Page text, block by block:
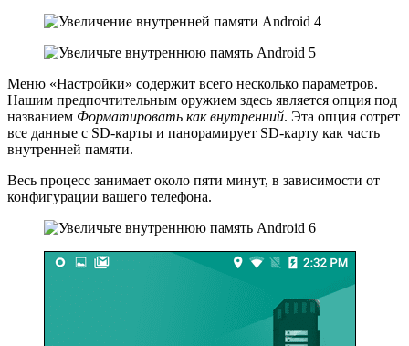
Меню «Настройки» содержит всего несколько параметров.
Нашим предпочтительным оружием здесь является опция под
названием Форматировать как внутренний. Эта опция сотрет
все данные с SD-карты и панорамирует SD-карту как часть
внутренней памяти.
Весь процесс занимает около пяти минут, в зависимости от
конфигурации вашего телефона.